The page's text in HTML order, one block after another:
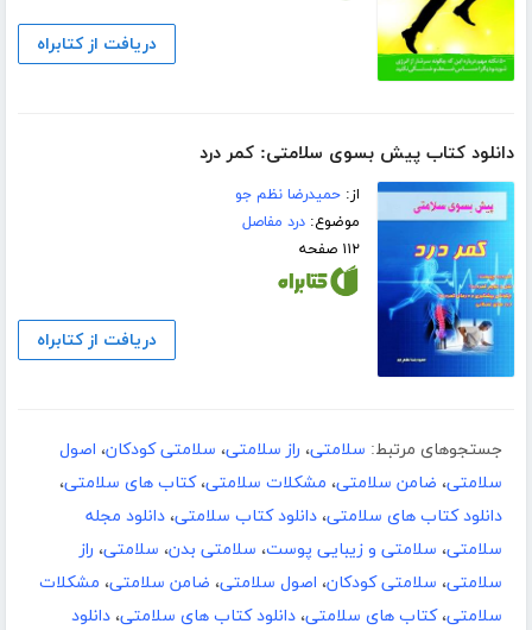
دریافت از کتابراه
دانلود کتاب پیش بسوی سلامتی: کمر درد
از:حمیدرضا نظم جو
موضوع:درد مفاصل
۱۱۲ صفحه
دریافت از کتابراه
جستجوهای مرتبط: سلامتی، راز سلامتی، سلامتی کودکان، اصول
سلامتی، ضامن سلامتی، مشکلات سلامتی،کتاب های سلامتی،
دانلود کتاب های سلامتی، دانلود کتاب سلامتی، دانلود مجله
سلامتی، سلامتی و زیبایی پوست، سلامتی بدن، سلامتی، راز
سلامتی، سلامتی کودکان، اصول سلامتی، ضامن سلامتی، مشکلات
سلامتی،کتاب های سلامتی، دانلود کتاب های سلامتی، دانلود